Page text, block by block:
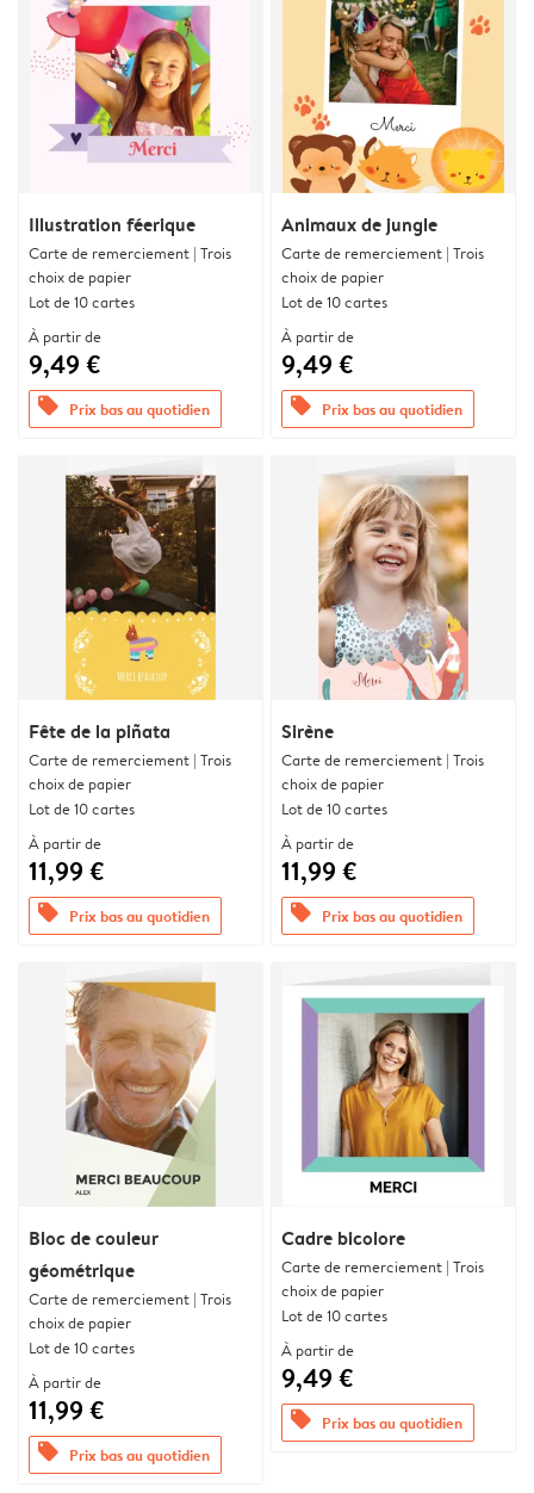
Illustration féerique
Carte de remerciement | Trois
choix de papier
Lot de 10 cartes
À partir de
9,49 €
offers Prix bas au quotidien
Animaux de jungle
Carte de remerciement | Trois
choix de papier
Lot de 10 cartes
À partir de
9,49 €
offers Prix bas au quotidien
Fête de la piñata
Carte de remerciement | Trois
choix de papier
Lot de 10 cartes
À partir de
11,99 €
offers Prix bas au quotidien
Sirène
Carte de remerciement | Trois
choix de papier
Lot de 10 cartes
À partir de
11,99 €
offers Prix bas au quotidien
Bloc de couleur
géométrique
Carte de remerciement | Trois
choix de papier
Lot de 10 cartes
À partir de
11,99 €
offers Prix bas au quotidien
Cadre bicolore
Carte de remerciement | Trois
choix de papier
Lot de 10 cartes
À partir de
9,49 €
offers Prix bas au quotidien